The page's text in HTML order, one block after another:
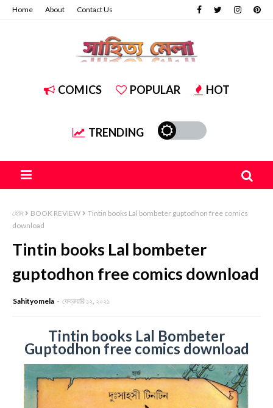
Home About Contact Us
COMICS POPULAR HOT
TRENDING
হোম BOOK REVIEW
Tintin books Lal bombeter guptodhon free comics
download
Tintin books Lal bombeter
guptodhon free comics download
Sahityomela ফেব্রুয়ারি ১২, ২০২১
Tintin books Lal Bombeter
Guptodhon free comics download